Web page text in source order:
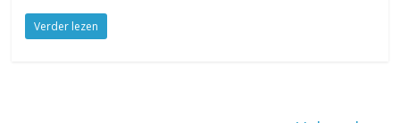
Verder lezen